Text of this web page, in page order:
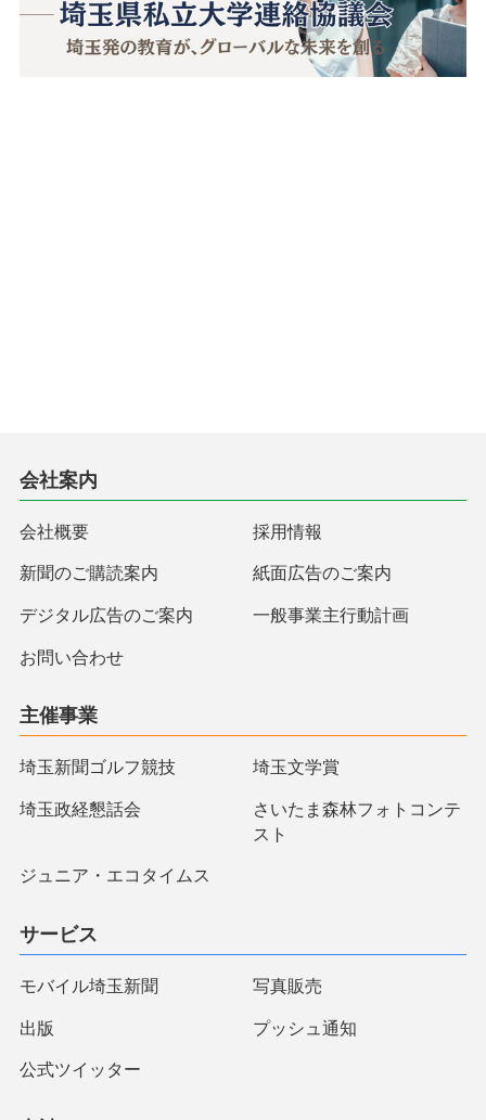
会社案内
会社概要 採用情報
新聞のご購読案内 紙面広告のご案内
デジタル広告のご案内 一般事業主行動計画
お問い合わせ
主催事業
埼玉新聞ゴルフ競技 埼玉文学賞
埼玉政経懇話会
さいたま森林フォトコンテ
スト
ジュニア・エコタイムス
サービス
モバイル埼玉新聞 写真販売
出版 プッシュ通知
公式ツイッター